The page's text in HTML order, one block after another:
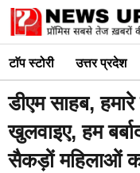
Skip
content
टाॅप स्टोरी उत्तर प्रदेश
डीएम साहब,
खुलवाइए, हम
सैकड़ों महिलाओं